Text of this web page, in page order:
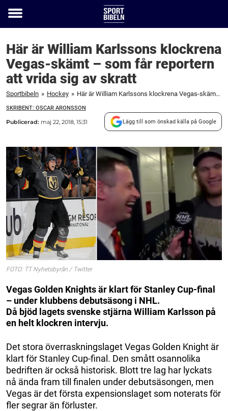
Toggle
Här är William Karlssons klockrena
Vegas-skämt – som får reportern
att vrida sig av skratt
Sportbibeln » Hockey » Här är William Karlssons klockrena Vegas-skämt – som får reportern att vrida sig av skratt
SKRIBENT: OSCAR ARONSSON
Publicerad: maj 22, 2018, 15:31 Lägg till som önskad källa på Google
FOTO: TT Nyhetsbyrån / Twitter
Vegas Golden Knights är klart för Stanley Cup-final
– under klubbens debutsäsong i NHL.
Då bjöd lagets svenske stjärna William Karlsson på
en helt klockren intervju.
Det stora överraskningslaget Vegas Golden Knight är
klart för Stanley Cup-final. Den smått osannolika
bedriften är också historisk. Blott tre lag har lyckats
nå ända fram till finalen under debutsäsongen, men
Vegas är det första expensionslaget som noterats för
fler segrar än förluster.